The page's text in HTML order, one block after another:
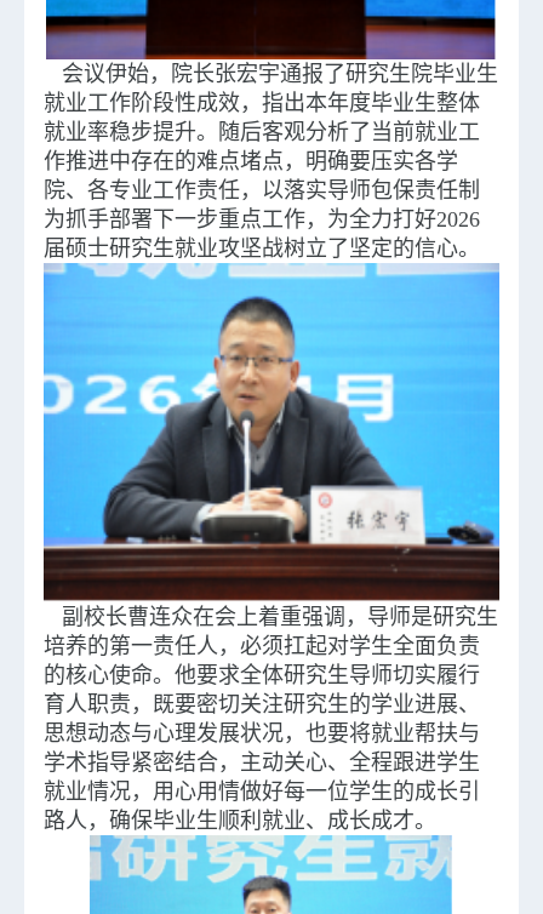
会议伊始，院长张宏宇通报了研究生院毕业生
就业工作阶段性成效，指出本年度毕业生整体
就业率稳步提升。随后客观分析了当前就业工
作推进中存在的难点堵点，明确要压实各学
院、各专业工作责任，以落实导师包保责任制
为抓手部署下一步重点工作，为全力打好2026
届硕士研究生就业攻坚战树立了坚定的信心。
副校长曹连众在会上着重强调，导师是研究生
培养的第一责任人，必须扛起对学生全面负责
的核心使命。他要求全体研究生导师切实履行
育人职责，既要密切关注研究生的学业进展、
思想动态与心理发展状况，也要将就业帮扶与
学术指导紧密结合，主动关心、全程跟进学生
就业情况，用心用情做好每一位学生的成长引
路人，确保毕业生顺利就业、成长成才。